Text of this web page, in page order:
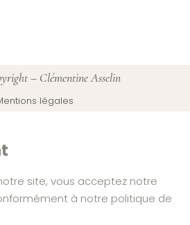
– Clémentine Asselin
légales